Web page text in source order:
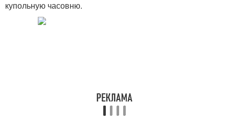
купольную часовню.